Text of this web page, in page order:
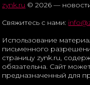
zynk.ru © 2026 —
Свяжитесь с нами:
Использование
письменного
страницу zynk.ru,
обязательна. Сайт
предназначенный для